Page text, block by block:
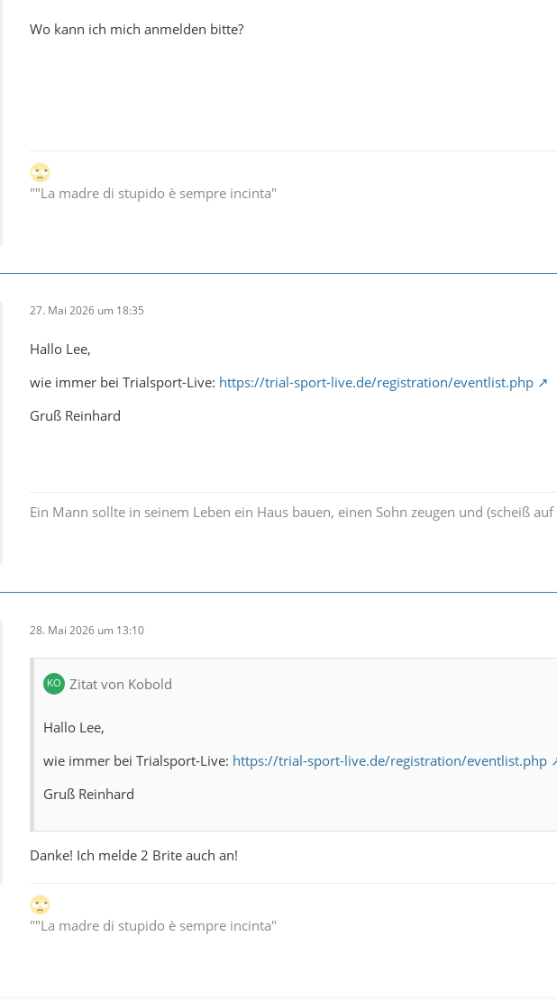
Wo kann ich mich anmelden bitte?
""La madre di stupido è sempre incinta"
27. Mai 2026 um 18:35
Hallo Lee,
wie immer bei Trialsport-Live: https://trial-sport-live.de/registration/eventlist.php
Gruß Reinhard
Ein Mann sollte in seinem Leben ein Haus bauen, einen Sohn zeugen und (scheiß
28. Mai 2026 um 13:10
Zitat von Kobold
Hallo Lee,
wie immer bei Trialsport-Live: https://trial-sport-live.de/registration/eventlist.php
Gruß Reinhard
Danke! Ich melde 2 Brite auch an!
""La madre di stupido è sempre incinta"